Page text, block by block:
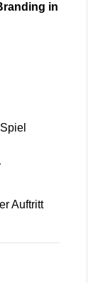
in
Auftritt